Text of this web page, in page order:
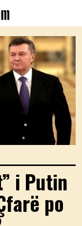
i Putin
po